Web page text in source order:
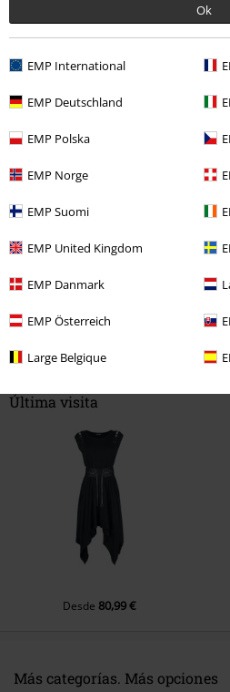
Ok
EMP International
EMP Deutschland
EMP Polska
EMP Norge
EMP Suomi
EMP United Kingdom
EMP Danmark
EMP Österreich
Large Belgique
Diseño
Ajuste
Anchura
Longitud
Demasiado corto
Perfecto
Reseña verificada
Enviar comentario
Última visita
Desde 80,99 €
Más categorías. Más opciones